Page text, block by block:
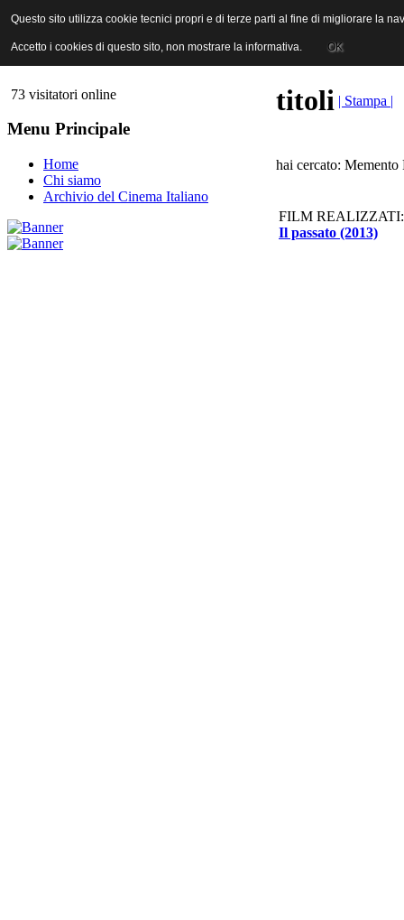
ANICA | Associazione Nazionale Industrie Cinematografiche
73 visitatori online
Menu Principale
Home
Chi siamo
Archivio del Cinema Italiano
titoli | Stampa |
hai cercato:
FILM REALIZZATI:
Il passato (2013)
Questo sito utilizza cookie tecnici propri e di terze parti al fine di migliorare la
Accetto i cookies di questo sito, non mostrare la informativa. OK
Questo sito utilizza cookie tecnici propri e di terze parti al fine di migliorare la
Accetto i cookies di questo sito, non mostrare la informativa. OK